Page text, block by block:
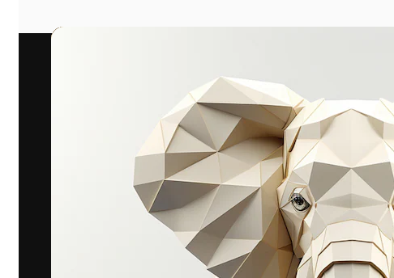
Videa
Kreativní platforma pro tvorbu vaší nejlepší
práce. Více než 1 milion předplatitelů napříč
kreativci, podniky, agenturami a studii.
Čeština
Produkty
Spaces
AI asistent
AI
obrázků
AI
AI hlasový
generátor
Stock